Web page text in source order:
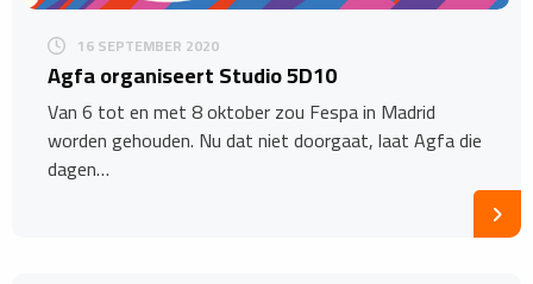
16 SEPTEMBER 2020
Agfa organiseert Studio 5D10
Van 6 tot en met 8 oktober zou Fespa in Madrid
worden gehouden. Nu dat niet doorgaat, laat Agfa die
dagen…